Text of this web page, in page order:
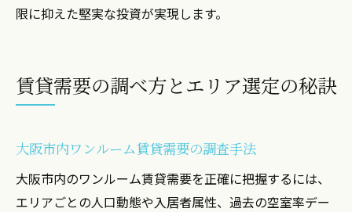
限に抑えた堅実な投資が実現します。
賃貸需要の調べ方とエリア選定の秘訣
大阪市内ワンルーム賃貸需要の調査手法
大阪市内のワンルーム賃貸需要を正確に把握するには、
エリアごとの人口動態や入居者属性、過去の空室率デー